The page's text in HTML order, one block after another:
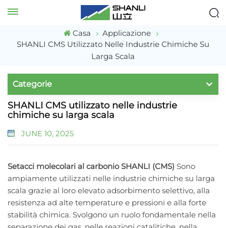
Casa
Applicazione
SHANLI CMS Utilizzato Nelle Industrie Chimiche Su
Larga Scala
Categorie
SHANLI CMS utilizzato nelle industrie
chimiche su larga scala
JUNE 10, 2025
Setacci molecolari al carbonio SHANLI (CMS) Sono
ampiamente utilizzati nelle industrie chimiche su larga
scala grazie al loro elevato adsorbimento selettivo, alla
resistenza ad alte temperature e pressioni e alla forte
stabilità chimica. Svolgono un ruolo fondamentale nella